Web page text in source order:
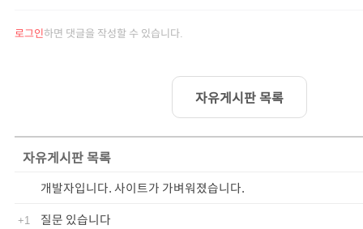
로그인하면 댓글을 작성할 수 있습니다.
자유게시판 목록
자유게시판목록
개발자입니다. 사이트가 가벼워졌습니다.
+1 질문 있습니다